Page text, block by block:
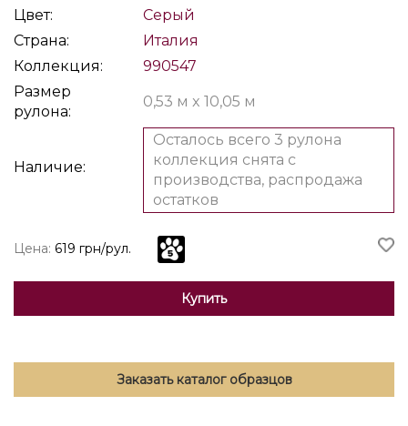
Цвет:
Серый
Страна:
Италия
Коллекция:
990547
Размер
рулона:
0,53 м x 10,05 м
Наличие:
Осталось всего 3 рулона
коллекция снята с
производства, распродажа
остатков
Цена: 619 грн/рул.
Купить
Заказать каталог образцов